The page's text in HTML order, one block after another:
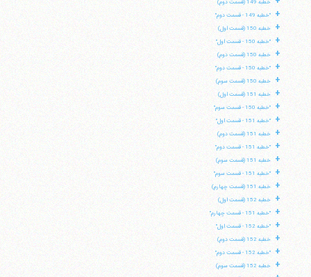
خطبه 149 (قسمت دوم)
+ "خطبه 149 - قسمت دوم"
+ خطبه 150 (قسمت اول)
+ "خطبه 150 - قسمت اول"
+ خطبه 150 (قسمت دوم)
+ "خطبه 150 - قسمت دوم"
+ خطبه 150 (قسمت سوم)
+ خطبه 151 (قسمت اول)
+ "خطبه 150 - قسمت سوم"
+ "خطبه 151 - قسمت اول"
+ خطبه 151 (قسمت دوم)
+ "خطبه 151 - قسمت دوم"
+ خطبه 151 (قسمت سوم)
+ "خطبه 151 - قسمت سوم"
+ خطبه 151 (قسمت چهارم)
+ خطبه 152 (قسمت اول)
+ "خطبه 151 - قسمت چهارم"
+ "خطبه 152 - قسمت اول"
+ خطبه 152 (قسمت دوم)
+ "خطبه 152 - قسمت دوم"
+ خطبه 152 (قسمت سوم)